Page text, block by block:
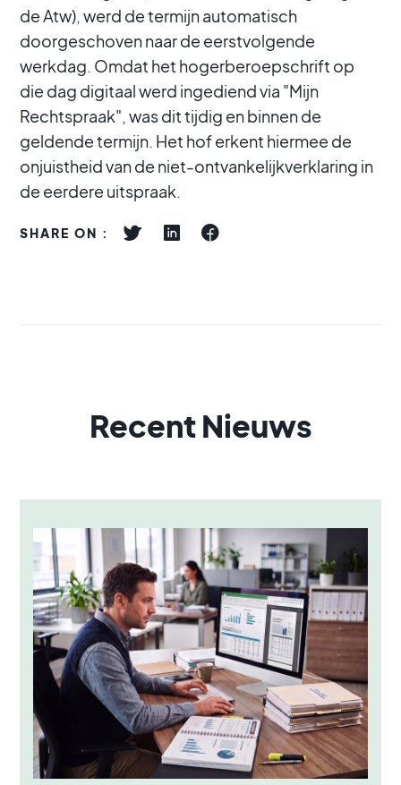
de Atw), werd de termijn automatisch
doorgeschoven naar de eerstvolgende
werkdag. Omdat het hogerberoepschrift op
die dag digitaal werd ingediend via "Mijn
Rechtspraak", was dit tijdig en binnen de
geldende termijn. Het hof erkent hiermee de
onjuistheid van de niet-ontvankelijkverklaring in
de eerdere uitspraak.
SHARE ON :
Recent Nieuws